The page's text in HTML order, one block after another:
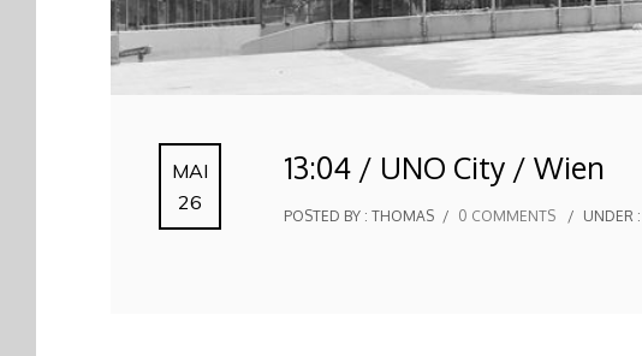
MAI
26
13:04 / UNO City / Wien
POSTED BY : THOMAS / 0 COMMENTS / UNDER :